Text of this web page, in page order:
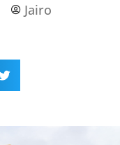
Jairo